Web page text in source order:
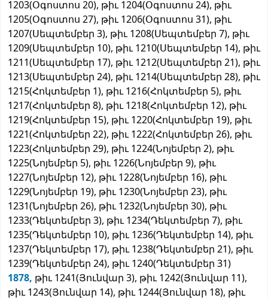
1203(Օգոստոս 20), թիւ 1204(Օգոստոս 24), թիւ
1205(Օգոստոս 27), թիւ 1206(Օգոստոս 31), թիւ
1207(Սեպտեմբեր 3), թիւ 1208(Սեպտեմբեր 7), թիւ
1209(Սեպտեմբեր 10), թիւ 1210(Սեպտեմբեր 14), թիւ
1211(Սեպտեմբեր 17), թիւ 1212(Սեպտեմբեր 21), թիւ
1213(Սեպտեմբեր 24), թիւ 1214(Սեպտեմբեր 28), թիւ
1215(Հոկտեմբեր 1), թիւ 1216(Հոկտեմբեր 5), թիւ
1217(Հոկտեմբեր 8), թիւ 1218(Հոկտեմբեր 12), թիւ
1219(Հոկտեմբեր 15), թիւ 1220(Հոկտեմբեր 19), թիւ
1221(Հոկտեմբեր 22), թիւ 1222(Հոկտեմբեր 26), թիւ
1223(Հոկտեմբեր 29), թիւ 1224(Նոյեմբեր 2), թիւ
1225(Նոյեմբեր 5), թիւ 1226(Նոյեմբեր 9), թիւ
1227(Նոյեմբեր 12), թիւ 1228(Նոյեմբեր 16), թիւ
1229(Նոյեմբեր 19), թիւ 1230(Նոյեմբեր 23), թիւ
1231(Նոյեմբեր 26), թիւ 1232(Նոյեմբեր 30), թիւ
1233(Դեկտեմբեր 3), թիւ 1234(Դեկտեմբեր 7), թիւ
1235(Դեկտեմբեր 10), թիւ 1236(Դեկտեմբեր 14), թիւ
1237(Դեկտեմբեր 17), թիւ 1238(Դեկտեմբեր 21), թիւ
1239(Դեկտեմբեր 24), թիւ 1240(Դեկտեմբեր 31)
1878, թիւ 1241(Յունվար 3), թիւ 1242(Յունվար 11),
թիւ 1243(Յունվար 14), թիւ 1244(Յունվար 18), թիւ